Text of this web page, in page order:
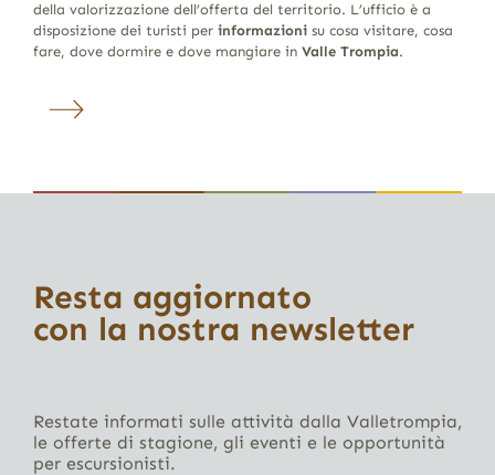
della valorizzazione dell’offerta del territorio. L’ufficio è a
disposizione dei turisti per informazionisu cosa visitare, cosa
fare, dove dormire e dove mangiare in Valle Trompia.
Resta aggiornato
con la nostra newsletter
Restate informati sulle attività dalla Valletrompia,
le offerte di stagione, gli eventi e le opportunità
per escursionisti.